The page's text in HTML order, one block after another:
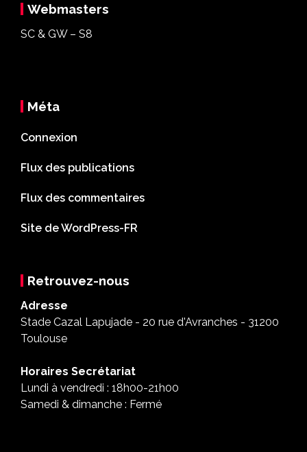
Webmasters
SC & GW – S8
Méta
Connexion
Flux des publications
Flux des commentaires
Site de WordPress-FR
Retrouvez-nous
Adresse
Stade Cazal Lapujade - 20 rue d'Avranches - 31200
Toulouse
Horaires Secrétariat
Lundi à vendredi : 18h00-21h00
Samedi & dimanche : Fermé